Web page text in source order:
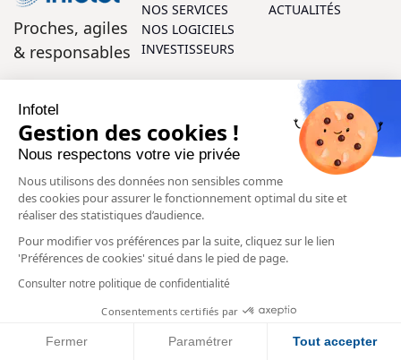
Proches, agiles
& responsables
NOS SERVICES
NOS LOGICIELS
INVESTISSEURS
ACTUALITÉS
On vous aide ?
Parlons ensemble ! Vos questions et vos retours sont les
bienvenus, et notre équipe d’experts se fera un plaisir de
vous aider à chaque étape.
Contactez-nous
SUIVEZ-
Infotel
Gestion des cookies !
Nous respectons votre vie privée
Nous utilisons des données non sensibles comme
des cookies pour assurer le fonctionnement optimal du site et
réaliser des statistiques d’audience.
Pour modifier vos préférences par la suite, cliquez sur le lien
'Préférences de cookies' situé dans le pied de page.
Consulter notre politique de confidentialité
Consentements certifiés par
Fermer Paramétrer Tout accepter